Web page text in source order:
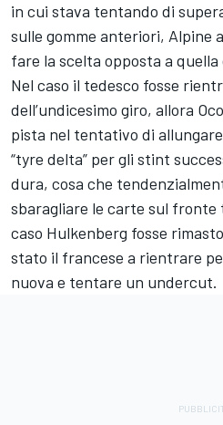
in cui stava tentando di
sulle gomme anteriori, Alpine
fare la scelta opposta a
Nel caso il tedesco fosse
dell’undicesimo giro, allora
pista nel tentativo di
“tyre delta” per gli stint
dura, cosa che
sbaragliare le carte sul
caso Hulkenberg fosse
stato il francese a rientrare
nuova e tentare un undercut.